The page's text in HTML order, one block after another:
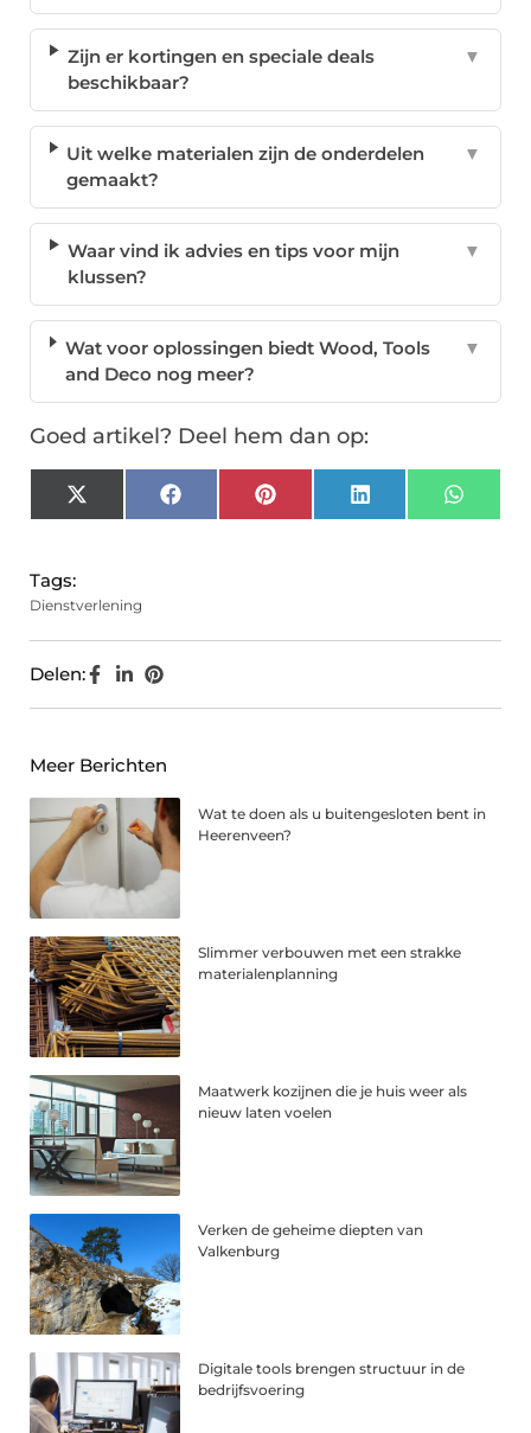
Zijn er kortingen en speciale deals
beschikbaar?
▼
Uit welke materialen zijn de onderdelen
gemaakt?
▼
Waar vind ik advies en tips voor mijn
klussen?
▼
Wat voor oplossingen biedt Wood, Tools
and Deco nog meer?
▼
Goed artikel? Deel hem dan op:
X
(Twitter)
FacebookPinterest LinkedIn
Tags:
Dienstverlening
Delen:
Meer Berichten
Wat te doen als u buitengesloten bent in
Heerenveen?
Slimmer verbouwen met een strakke
materialenplanning
Maatwerk kozijnen die je huis weer als
nieuw laten voelen
Verken de geheime diepten van
Valkenburg
Digitale tools brengen structuur in de
bedrijfsvoering